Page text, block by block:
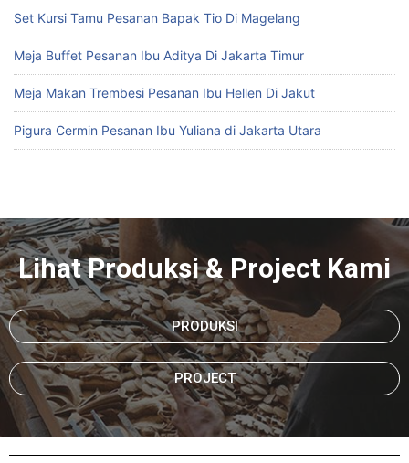
Set Kursi Tamu Pesanan Bapak Tio Di Magelang
Meja Buffet Pesanan Ibu Aditya Di Jakarta Timur
Meja Makan Trembesi Pesanan Ibu Hellen Di Jakut
Pigura Cermin Pesanan Ibu Yuliana di Jakarta Utara
Lihat Produksi & Project Kami
PRODUKSI
PROJECT